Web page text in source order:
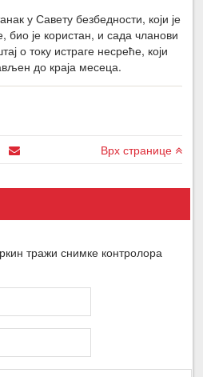
у Савету безбедности, који је
био је користан, и сада чланови
о току истраге несреће, који
до краја месеца.
Врх странице
тражи снимке контролора